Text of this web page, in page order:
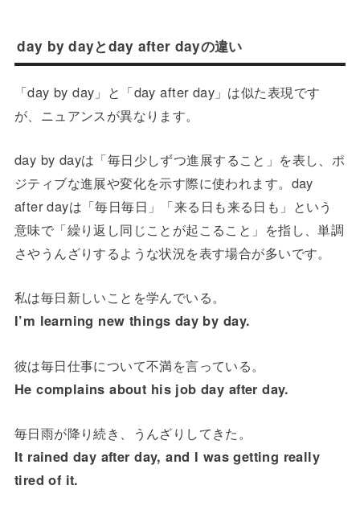
day by dayとday after dayの違い
「day by day」と「day after day」は似た表現です
が、ニュアンスが異なります。
day by dayは「毎日少しずつ進展すること」を表し、ポ
ジティブな進展や変化を示す際に使われます。day
after dayは「毎日毎日」「来る日も来る日も」という
意味で「繰り返し同じことが起こること」を指し、単調
さやうんざりするような状況を表す場合が多いです。
私は毎日新しいことを学んでいる。
I’m learning new things day by day.
彼は毎日仕事について不満を言っている。
He complains about his job day after day.
毎日雨が降り続き、うんざりしてきた。
It rained day after day, and I was getting really
tired of it.